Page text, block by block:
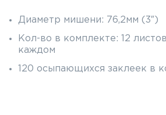
Диаметр мишени: 76,2мм (3″)
Кол-во в комплекте: 12
каждом
120 осыпающихся заклеек в